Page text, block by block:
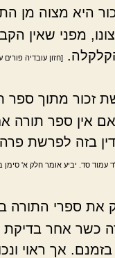
היא מצוה מן
מפני שאין
[חזון עובדיה פורים
זכור מתוך
אין ספר תורה
בזה לפרשת
סד. יביע אומר חלק א' סימן
את ספרי
כשר אחר בדיקת
אך ראוי